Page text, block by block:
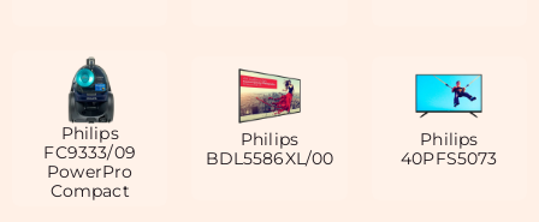
Philips
FC9333/09
PowerPro
Compact
Philips
BDL5586XL/00
Philips
40PFS5073